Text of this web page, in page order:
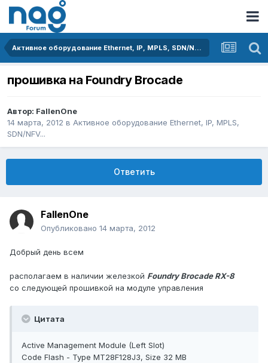
Активное оборудование Ethernet, IP, MPLS, SDN/NFV...
прошивка на Foundry Brocade
Автор: FallenOne
14 марта, 2012 в Активное оборудование Ethernet, IP, MPLS,
SDN/NFV...
Ответить
FallenOne
Опубликовано 14 марта, 2012
Добрый день всем
располагаем в наличии железкой Foundry Brocade RX-8
со следующей прошивкой на модуле управления
Цитата
Active Management Module (Left Slot)
Code Flash - Type MT28F128J3, Size 32 MB